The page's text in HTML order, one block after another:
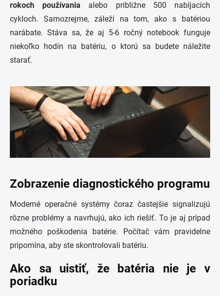
rokoch používania alebo približne 500 nabíjacích
cykloch. Samozrejme, záleží na tom, ako s batériou
narábate. Stáva sa, že aj 5-6 ročný notebook funguje
niekoľko hodín na batériu, o ktorú sa budete náležite
starať.
Zobrazenie diagnostického programu
Moderné operačné systémy čoraz častejšie signalizujú
rôzne problémy a navrhujú, ako ich riešiť. To je aj prípad
možného poškodenia batérie. Počítač vám pravidelne
pripomína, aby ste skontrolovali batériu.
Ako sa uistiť, že batéria nie je v
poriadku